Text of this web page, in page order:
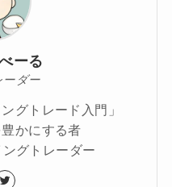
ーる
ーダー
グトレード入門」
かにする者
グトレーダー